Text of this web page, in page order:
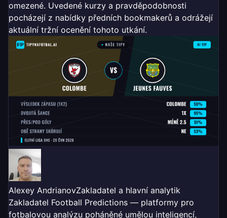
omezené. Uvedené kurzy a pravděpodobnosti
pocházejí z nabídky předních bookmakerů a odrážejí
aktuální tržní ocenění tohoto utkání.
Alexey AndrianovZakladatel a hlavní analytik
Zakladatel Football Predictions — platformy pro
fotbalovou analýzu poháněné umělou inteligencí,